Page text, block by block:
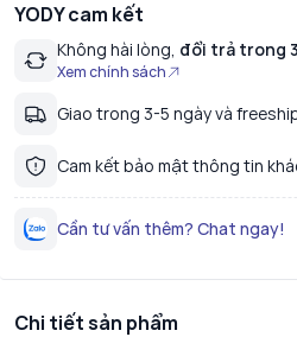
YODY cam kết
Không hài lòng, đổi trả trong
Xem chính sách
Giao trong 3-5 ngày và
Cam kết bảo mật thông tin
Cần tư vấn thêm? Chat ngay!
Chi tiết sản phẩm